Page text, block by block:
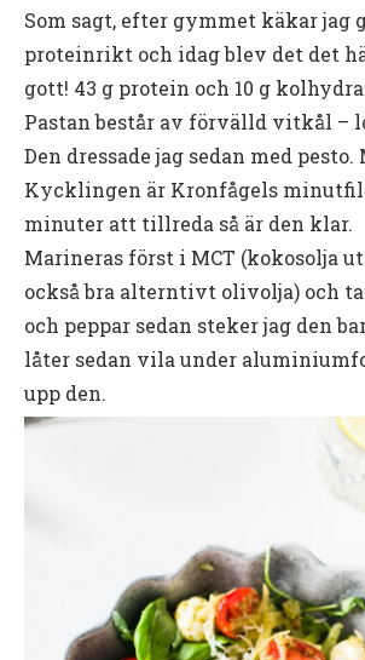
Som sagt, efter gymmet käkar jag
proteinrikt och idag blev det det
gott! 43 g protein och 10 g
Pastan består av förvälld vitkål –
Den dressade jag sedan med pesto.
Kycklingen är Kronfågels
minuter att tillreda så är den klar.
Marineras först i MCT (kokosolja
också bra alterntivt olivolja) och
och peppar sedan steker jag den
låter sedan vila under
upp den.